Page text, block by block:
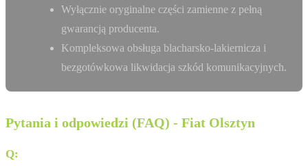
Wyłącznie oryginalne części zamienne z pełną
gwarancją producenta.
Kompleksowa obsługa blacharsko-lakiernicza i
bezgotówkowa likwidacja szkód komunikacyjnych.
Pytania i odpowiedzi (FAQ) - Fiat Olsztyn
Q: